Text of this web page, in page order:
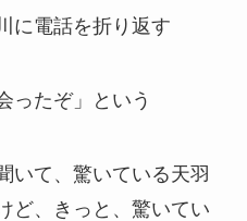
に電話を折り返す
ったぞ」という
いて、驚いている天羽
ど、きっと、驚いてい